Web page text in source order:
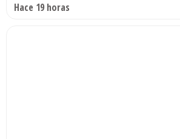
Hace 19 horas